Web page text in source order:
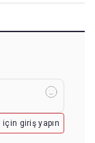
için giriş yapın